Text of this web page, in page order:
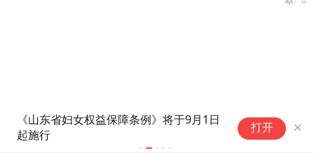
保障条例》将于9月1日
科贝：皇马之前4000
罗德里最高5000万，
打开